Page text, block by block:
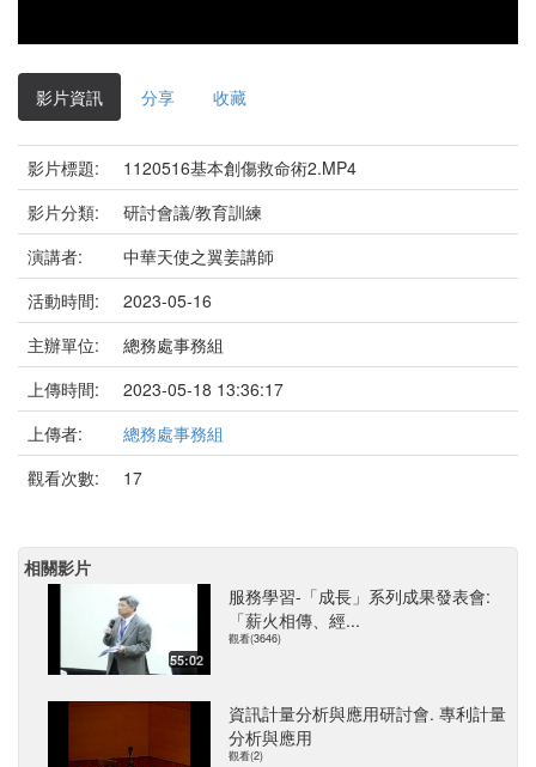
影片資訊 分享 收藏
影片標題:
1120516基本創傷救命術2.MP4
影片分類:
研討會議/教育訓練
演講者:
中華天使之翼姜講師
活動時間:
2023-05-16
主辦單位:
總務處事務組
上傳時間:
2023-05-18 13:36:17
上傳者:
總務處事務組
觀看次數:
17
相關影片
55:02
服務學習-「成長」系列成果發表會:
「薪火相傳、經...
觀看(3646)
資訊計量分析與應用研討會. 專利計量
分析與應用
觀看(2)